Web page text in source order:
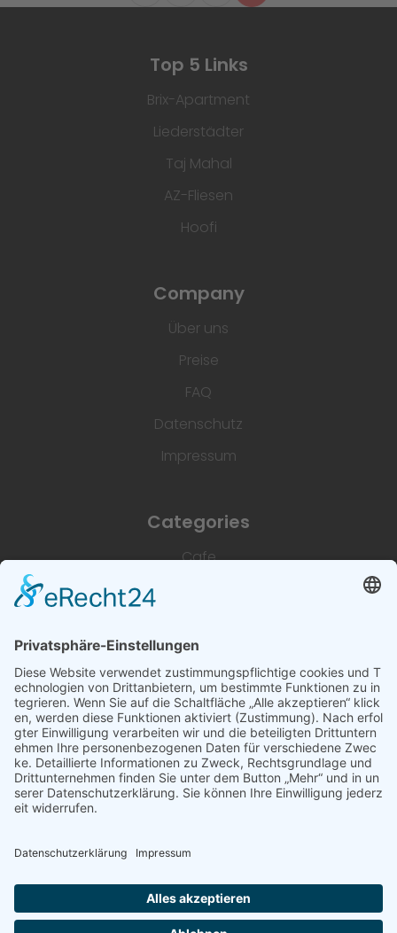
Top 5 Links
Brix-Apartment
Liederstädter
Taj Mahal
AZ-Fliesen
Hoofi
Company
Über uns
Preise
FAQ
Datenschutz
Impressum
Categories
Cafe
Restaurant
Dienstleistungen & Handwerk
Deutsch